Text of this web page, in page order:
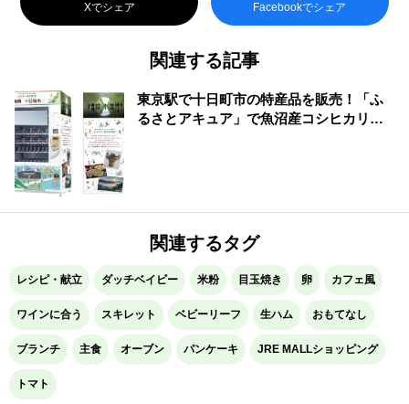
Xでシェア Facebookでシェア
関連する記事
東京駅で十日町市の特産品を販売！「ふ
るさとアキュア」で魚沼産コシヒカリや
関連するタグ
レシピ・献立 ダッチベイビー 米粉 目玉焼き 卵 カフェ風
ワインに合う スキレット ベビーリーフ 生ハム おもてなし
ブランチ 主食 オーブン パンケーキ JRE MALLショッピング
トマト